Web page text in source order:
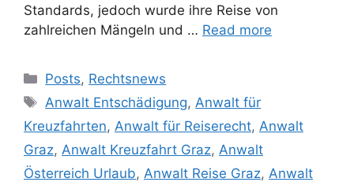
Standards, jedoch wurde ihre Reise von
zahlreichen Mängeln und … Read more
Posts, Rechtsnews
Anwalt Entschädigung, Anwalt für
Kreuzfahrten, Anwalt für Reiserecht, Anwalt
Graz, Anwalt Kreuzfahrt Graz, Anwalt
Österreich Urlaub, Anwalt Reise Graz, Anwalt